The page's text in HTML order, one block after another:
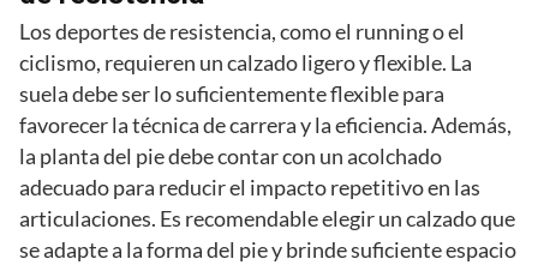
Los deportes de resistencia, como el running o el
ciclismo, requieren un calzado ligero y flexible. La
suela debe ser lo suficientemente flexible para
favorecer la técnica de carrera y la eficiencia. Además,
la planta del pie debe contar con un acolchado
adecuado para reducir el impacto repetitivo en las
articulaciones. Es recomendable elegir un calzado que
se adapte a la forma del pie y brinde suficiente espacio